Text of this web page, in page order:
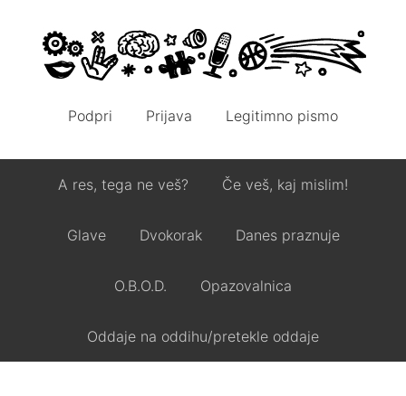
Podpri Prijava Legitimno pismo
A res, tega ne veš? Če veš, kaj mislim!
Glave Dvokorak Danes praznuje
O.B.O.D. Opazovalnica
Oddaje na oddihu/pretekle oddaje